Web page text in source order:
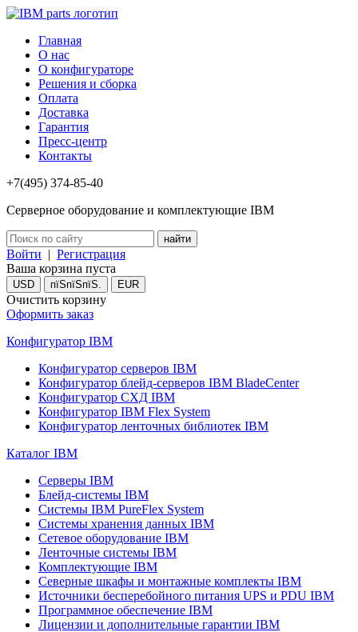
Главная
О нас
О конфигураторе
Решения и сборка
Оплата
Доставка
Гарантия
Пресс-центр
Контакты
+7(495) 374-85-40
Серверное оборудование и комплектующие IBM
Войти | Регистрация
Ваша корзина пуста
USD пїЅпїЅпїЅ. EUR
Очистить корзину
Оформить заказ
Конфигуратор IBM
Конфигуратор серверов IBM
Конфигуратор блейд-серверов IBM BladeCenter
Конфигуратор СХД IBM
Конфигуратор IBM Flex System
Конфигуратор ленточных библиотек IBM
Каталог IBM
Серверы IBM
Блейд-системы IBM
Системы IBM PureFlex System
Системы хранения данных IBM
Сетевое оборудование IBM
Ленточные системы IBM
Комплектующие IBM
Северные шкафы и монтажные комплекты IBM
Источники бесперебойного питания UPS и PDU IBM
Программное обеспечение IBM
Лицензии и дополнительные гарантии IBM